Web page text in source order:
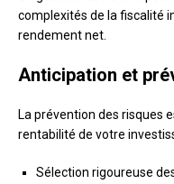
complexités de la fiscalité
rendement net.
Anticipation et
La prévention des risques
rentabilité de votre
Sélection rigoureuse